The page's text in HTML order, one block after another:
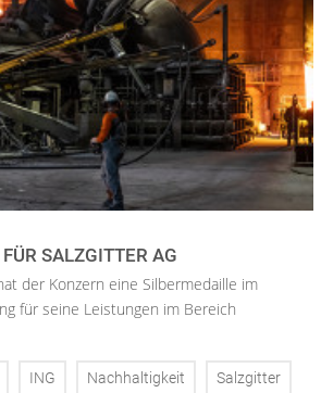
SALZGITTER AG
der Konzern eine Silbermedaille im
für seine Leistungen im Bereich
ING Nachhaltigkeit Salzgitter